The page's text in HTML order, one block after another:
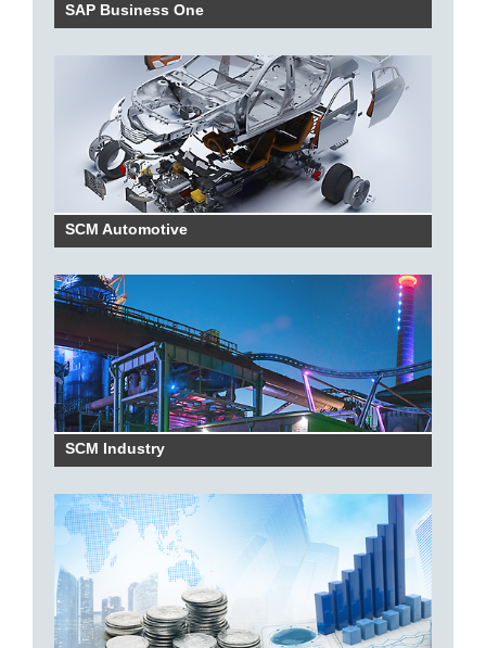
SAP Business One
SCM Automotive
SCM Industry